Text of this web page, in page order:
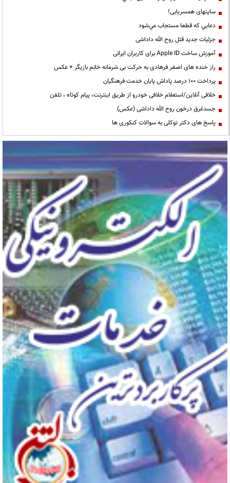
سایتهای همسریابی!
دعايي كه قطعا مستجاب مي‌شود
جزئیات جدید قتل روح الله داداشی
آموزش ساخت Apple ID برای کاربران ایرانی
راز خنده های اصغر فرهادی به حرکت بی شرمانه خانم بازیگر + عکس
پرداخت ۱۰۰ درصد پاداش پایان خدمت فرهنگیان
خلافی آنلاین/استعلام خلافی خودرو از طریق اینترنت، پیام کوتاه ، تلفن
جسدغرق درخون روح الله داداشی (عکس)
پاسخ های دکتر توکلی به سوالات کنکوری ها